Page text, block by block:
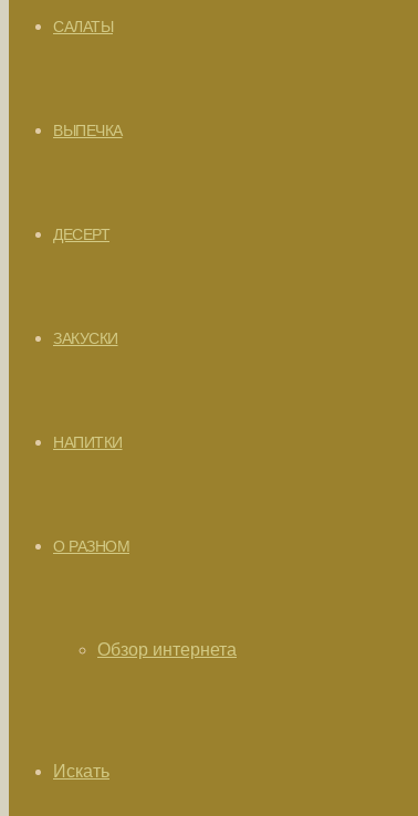
САЛАТЫ
ВЫПЕЧКА
ДЕСЕРТ
ЗАКУСКИ
НАПИТКИ
О РАЗНОМ
Обзор интернета
Искать